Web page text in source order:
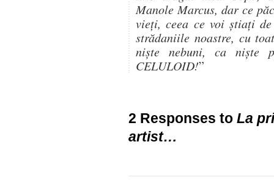
Manole Marcus, dar ce
vieți, ceea ce voi știați
strădaniile noastre, cu
niște nebuni, ca niște
CELULOID!”
2 Responses to La
artist…